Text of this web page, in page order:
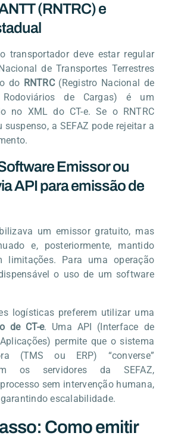
(RNTRC) e
transportador deve estar regular
de Transportes Terrestres
do RNTRC(Registro Nacional de
Rodoviários de Cargas) é um
no XML do CT-e. Se o RNTRC
a SEFAZ pode rejeitar a
Emissor ou
API para emissão de
um emissor gratuito, mas
e, posteriormente, mantido
limitações. Para uma operação
o uso de um software
logísticas preferem utilizar uma
de CT-e. Uma API (Interface de
permite que o sistema
(TMS ou ERP) “converse”
os servidores da SEFAZ,
sem intervenção humana,
escalabilidade.
Como emitir